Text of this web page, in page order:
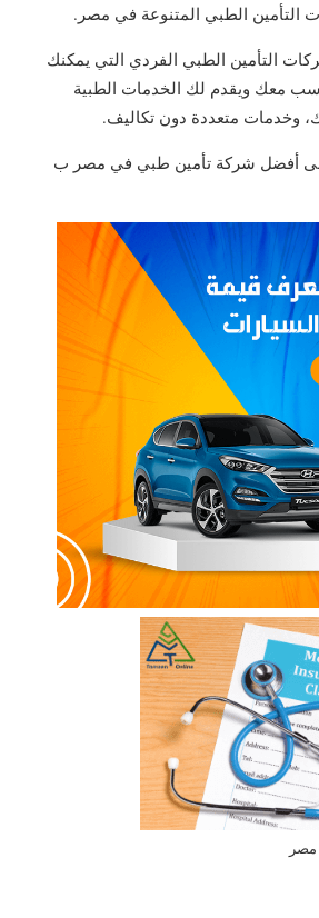
الطبي المتنوعة في مصر.
التأمين الطبي الفردي التي يمكنك
معك ويقدم لك الخدمات الطبية
وخدمات متعددة دون تكاليف.
أفضل شركة تأمين طبي في مصر ب
مصر